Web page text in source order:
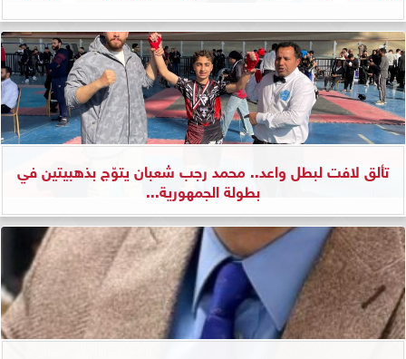
تألق لافت لبطل واعد.. محمد رجب شعبان يتوّج بذهبيتين في
بطولة الجمهورية...